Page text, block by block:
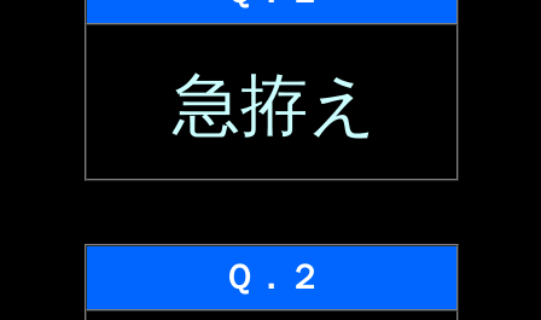
急拵え
Ｑ．２